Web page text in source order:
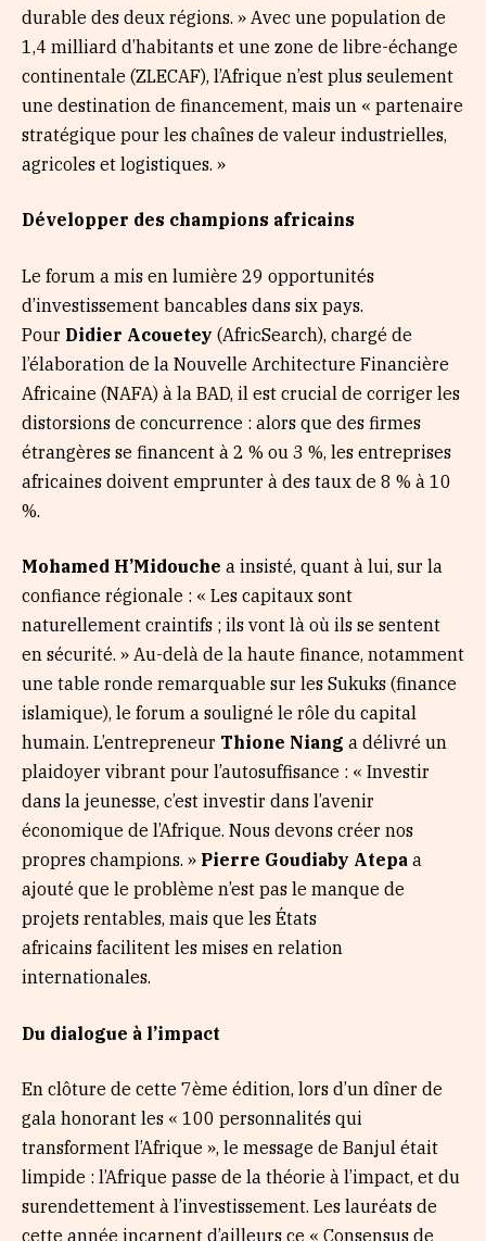
durable des deux régions. » Avec une population de
1,4 milliard d’habitants et une zone de libre-échange
continentale (ZLECAF), l’Afrique n’est plus seulement
une destination de financement, mais un « partenaire
stratégique pour les chaînes de valeur industrielles,
agricoles et logistiques. »
Développer des champions africains
Le forum a mis en lumière 29 opportunités
d’investissement bancables dans six pays.
Pour Didier Acouetey (AfricSearch), chargé de
l’élaboration de la Nouvelle Architecture Financière
Africaine (NAFA) à la BAD, il est crucial de corriger les
distorsions de concurrence : alors que des firmes
étrangères se financent à 2 % ou 3 %, les entreprises
africaines doivent emprunter à des taux de 8 % à 10
%.
Mohamed H’Midouche a insisté, quant à lui, sur la
confiance régionale : « Les capitaux sont
naturellement craintifs ; ils vont là où ils se sentent
en sécurité. » Au-delà de la haute finance, notamment
une table ronde remarquable sur les Sukuks (finance
islamique), le forum a souligné le rôle du capital
humain. L’entrepreneur Thione Niang a délivré un
plaidoyer vibrant pour l’autosuffisance : « Investir
dans la jeunesse, c’est investir dans l’avenir
économique de l’Afrique. Nous devons créer nos
propres champions. » Pierre Goudiaby Atepa a
ajouté que le problème n’est pas le manque de
projets rentables, mais que les États
africains facilitent les mises en relation
internationales.
Du dialogue à l’impact
En clôture de cette 7ème édition, lors d’un dîner de
gala honorant les « 100 personnalités qui
transforment l’Afrique », le message de Banjul était
limpide : l’Afrique passe de la théorie à l’impact, et du
surendettement à l’investissement. Les lauréats de
cette année incarnent d’ailleurs ce « Consensus de